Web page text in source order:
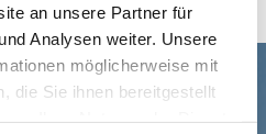
an unsere Partner für
Analysen weiter. Unsere
möglicherweise mit
die Sie ihnen bereitgestellt